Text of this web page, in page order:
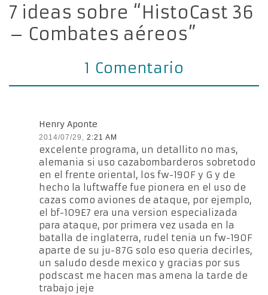
7 ideas sobre “HistoCast 36
– Combates aéreos”
1 Comentario
Henry Aponte
2014/07/29, 2:21 AM
excelente programa, un detallito no mas,
alemania si uso cazabombarderos sobretodo
en el frente oriental, los fw-190F y G y de
hecho la luftwaffe fue pionera en el uso de
cazas como aviones de ataque, por ejemplo,
el bf-109E7 era una version especializada
para ataque, por primera vez usada en la
batalla de inglaterra, rudel tenia un fw-190F
aparte de su ju-87G solo eso queria decirles,
un saludo desde mexico y gracias por sus
podscast me hacen mas amena la tarde de
trabajo jeje